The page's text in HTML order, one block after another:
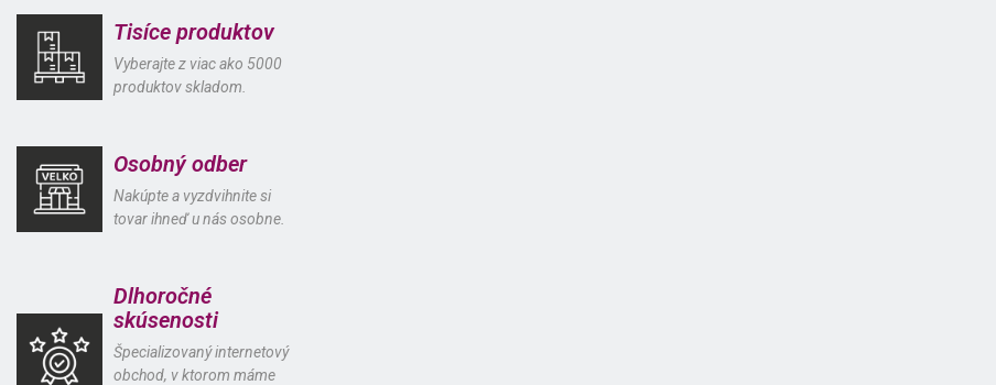
Tisíce produktov
Vyberajte z viac ako 5000
produktov skladom.
Osobný odber
Nakúpte a vyzdvihnite si
tovar ihneď u nás osobne.
Dlhoročné
skúsenosti
Špecializovaný internetový
obchod, v ktorom máme